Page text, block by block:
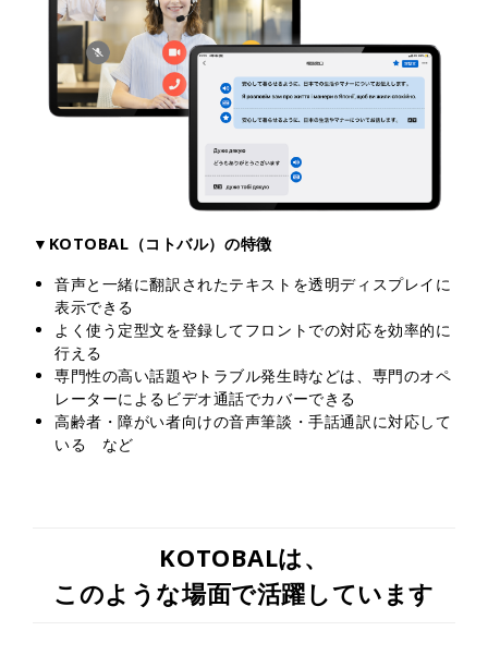
▼KOTOBAL（コトバル）の特徴
音声と一緒に翻訳されたテキストを透明ディスプレイに
表示できる
よく使う定型文を登録してフロントでの対応を効率的に
行える
専門性の高い話題やトラブル発生時などは、専門のオペ
レーターによるビデオ通話でカバーできる
高齢者・障がい者向けの音声筆談・手話通訳に対応して
いる など
KOTOBALは、
このような場面で活躍しています